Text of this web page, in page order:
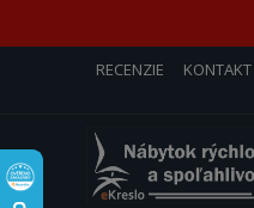
RECENZIE KONTAKT